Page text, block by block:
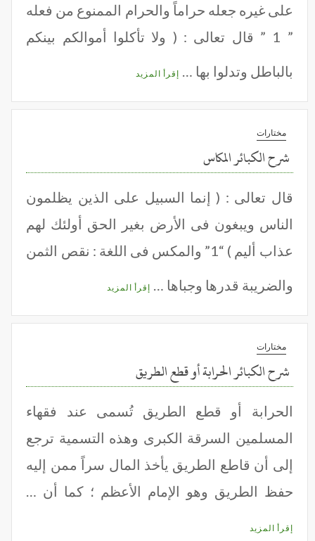
على غيره جعله حراماً والحرام الممنوع من فعله
” 1 ” قال تعالى : ( ولا تأكلوا أموالكم بينكم
بالباطل وتدلوا بها … إقرأ المزيد
مختارات
شرح الكبائر المكاس
قال تعالى : ( إنما السبيل على الذين يظلمون
الناس ويبغون فى الأرض بغير الحق أولئك لهم
عذاب أليم ) “1” والمكس فى اللغة : نقص الثمن
والضريبة قدرها وجباها … إقرأ المزيد
مختارات
شرح الكبائر الحرابة أو قطع الطريق
الحرابة أو قطع الطريق تُسمى عند فقهاء
المسلمين السرقة الكبرى وهذه التسمية ترجع
إلى أن قاطع الطريق يأخذ المال سراً ممن إليه
حفظ الطريق وهو الإمام الأعظم ؛ كما أن …
إقرأ المزيد